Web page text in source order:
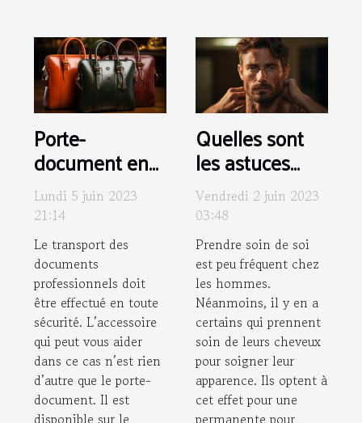
Porte-
document en
cuir : comment
assurer son
entretien ?
Lundi 5 juin 2023
21:14
Le transport des
documents
professionnels doit
être effectué en toute
sécurité. L’accessoire
qui peut vous aider
dans ce cas n’est rien
d’autre que le porte-
document. Il est
disponible sur le
Quelles sont
les astuces
pour enlever
une
permanente
pour homme ?
Vendredi 2 juin 2023
03:48
Prendre soin de soi
est peu fréquent chez
les hommes.
Néanmoins, il y en a
certains qui prennent
soin de leurs cheveux
pour soigner leur
apparence. Ils optent à
cet effet pour une
permanente pour